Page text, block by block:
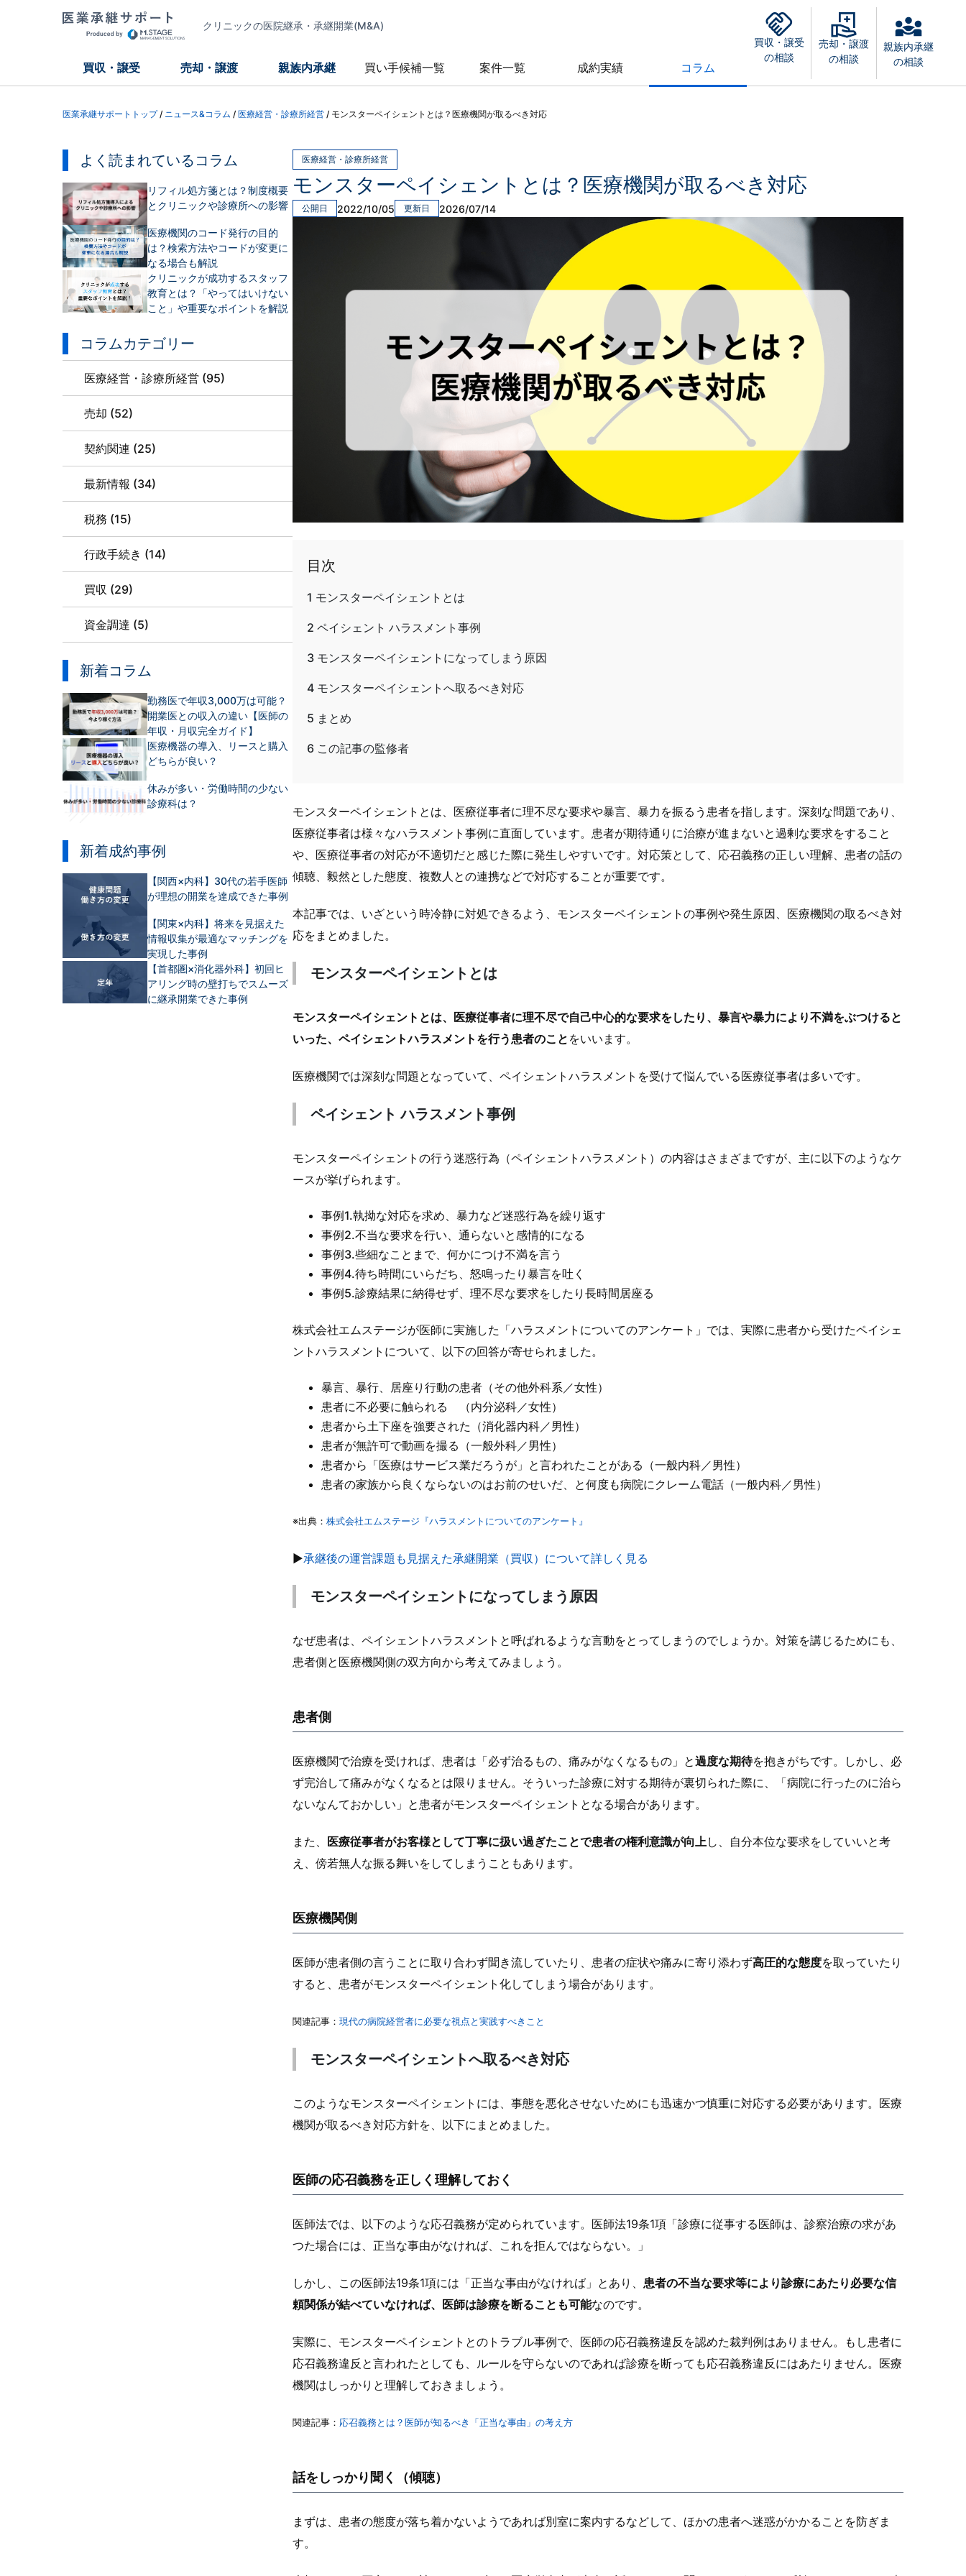
クリニックの医院継承・承継開業(M&A)
買収・譲受 売却・譲渡 親族内承継 買い手候補一覧 案件一覧 成約実績 コラム
買収・譲受
の相談
売却・譲渡
の相談
親族内承継
の相談
医業承継サポートトップ/ ニュース&コラム / 医療経営・診療所経営 / モンスターペイシェントとは？医療機関が取るべき対応
よく読まれているコラム
リフィル処方箋とは？制度概要
とクリニックや診療所への影響
医療機関のコード発行の目的
は？検索方法やコードが変更に
なる場合も解説
クリニックが成功するスタッフ
教育とは？「やってはいけない
こと」や重要なポイントを解説
コラムカテゴリー
医療経営・診療所経営 (95)
売却 (52)
契約関連 (25)
最新情報 (34)
税務 (15)
行政手続き (14)
買収 (29)
資金調達 (5)
新着コラム
勤務医で年収3,000万は可能？
開業医との収入の違い【医師の
年収・月収完全ガイド】
医療機器の導入、リースと購入
どちらが良い？
休みが多い・労働時間の少ない
診療科は？
新着成約事例
【関西×内科】30代の若手医師
が理想の開業を達成できた事例
【関東×内科】将来を見据えた
情報収集が最適なマッチングを
実現した事例
【首都圏×消化器外科】初回ヒ
アリング時の壁打ちでスムーズ
に継承開業できた事例
医療経営・診療所経営
モンスターペイシェントとは？医療機関が取るべき対応
公開日 2022/10/05 更新日 2026/07/14
目次
1 モンスターペイシェントとは
2 ペイシェント ハラスメント事例
3 モンスターペイシェントになってしまう原因
4 モンスターペイシェントへ取るべき対応
5 まとめ
6 この記事の監修者
モンスターペイシェントとは、医療従事者に理不尽な要求や暴言、暴力を振るう患者を指します。深刻な問題であり、
医療従事者は様々なハラスメント事例に直面しています。患者が期待通りに治療が進まないと過剰な要求をすること
や、医療従事者の対応が不適切だと感じた際に発生しやすいです。対応策として、応召義務の正しい理解、患者の話の
傾聴、毅然とした態度、複数人との連携などで対応することが重要です。
本記事では、いざという時冷静に対処できるよう、モンスターペイシェントの事例や発生原因、医療機関の取るべき対
応をまとめました。
モンスターペイシェントとは
モンスターペイシェントとは、医療従事者に理不尽で自己中心的な要求をしたり、暴言や暴力により不満をぶつけると
いった、ペイシェントハラスメントを行う患者のこと をいいます。
医療機関では深刻な問題となっていて、ペイシェントハラスメントを受けて悩んでいる医療従事者は多いです。
ペイシェント ハラスメント事例
モンスターペイシェントの行う迷惑行為（ペイシェントハラスメント）の内容はさまざまですが、主に以下のようなケ
ースが挙げられます。
事例1.執拗な対応を求め、暴力など迷惑行為を繰り返す
事例2.不当な要求を行い、通らないと感情的になる
事例3.些細なことまで、何かにつけ不満を言う
事例4.待ち時間にいらだち、怒鳴ったり暴言を吐く
事例5.診療結果に納得せず、理不尽な要求をしたり長時間居座る
株式会社エムステージが医師に実施した「ハラスメントについてのアンケート」では、実際に患者から受けたペイシェ
ントハラスメントについて、以下の回答が寄せられました。
暴言、暴行、居座り行動の患者（その他外科系／女性）
患者に不必要に触られる （内分泌科／女性）
患者から土下座を強要された（消化器内科／男性）
患者が無許可で動画を撮る（一般外科／男性）
患者から「医療はサービス業だろうが」と言われたことがある（一般内科／男性）
患者の家族から良くならないのはお前のせいだ、と何度も病院にクレーム電話（一般内科／男性）
※出典： 株式会社エムステージ『ハラスメントについてのアンケート』
▶承継後の運営課題も見据えた承継開業（買収）について詳しく見る
モンスターペイシェントになってしまう原因
なぜ患者は、ペイシェントハラスメントと呼ばれるような言動をとってしまうのでしょうか。対策を講じるためにも、
患者側と医療機関側の双方向から考えてみましょう。
患者側
医療機関で治療を受ければ、患者は「必ず治るもの、痛みがなくなるもの」と過度な期待を抱きがちです。しかし、必
ず完治して痛みがなくなるとは限りません。そういった診療に対する期待が裏切られた際に、「病院に行ったのに治ら
ないなんておかしい」と患者がモンスターペイシェントとなる場合があります。
また、 医療従事者がお客様として丁寧に扱い過ぎたことで患者の権利意識が向上し、自分本位な要求をしていいと考
え、傍若無人な振る舞いをしてしまうこともあります。
医療機関側
医師が患者側の言うことに取り合わず聞き流していたり、患者の症状や痛みに寄り添わず高圧的な態度を取っていたり
すると、患者がモンスターペイシェント化してしまう場合があります。
関連記事： 現代の病院経営者に必要な視点と実践すべきこと
モンスターペイシェントへ取るべき対応
このようなモンスターペイシェントには、事態を悪化させないためにも迅速かつ慎重に対応する必要があります。医療
機関が取るべき対応方針を、以下にまとめました。
医師の応召義務を正しく理解しておく
医師法では、以下のような応召義務が定められています。医師法19条1項「診療に従事する医師は、診察治療の求があ
つた場合には、正当な事由がなければ、これを拒んではならない。」
しかし、この医師法19条1項には「正当な事由がなければ」とあり、 患者の不当な要求等により診療にあたり必要な信
頼関係が結べていなければ、医師は診療を断ることも可能なのです。
実際に、モンスターペイシェントとのトラブル事例で、医師の応召義務違反を認めた裁判例はありません。もし患者に
応召義務違反と言われたとしても、ルールを守らないのであれば診療を断っても応召義務違反にはあたりません。医療
機関はしっかりと理解しておきましょう。
関連記事： 応召義務とは？医師が知るべき「正当な事由」の考え方
話をしっかり聞く（傾聴）
まずは、患者の態度が落ち着かないようであれば別室に案内するなどして、ほかの患者へ迷惑がかかることを防ぎま
す。